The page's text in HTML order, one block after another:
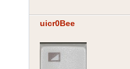
uicr0Bee